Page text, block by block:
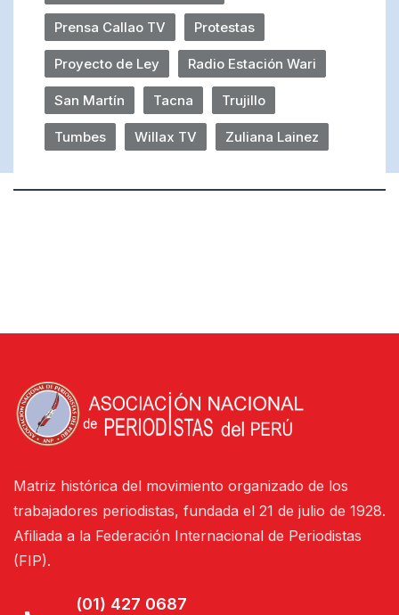
Prensa Callao TV Protestas
Proyecto de Ley Radio Estación Wari
San Martín Tacna Trujillo
Tumbes Willax TV Zuliana Lainez
Matriz histórica del movimiento organizado de los
trabajadores periodistas, fundada el 21 de julio de 1928.
Afiliada a la Federación Internacional de Periodistas
(FIP).
(01) 427 0687